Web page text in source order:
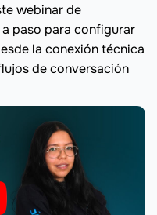
webinar de
paso para configurar
la conexión técnica
de conversación